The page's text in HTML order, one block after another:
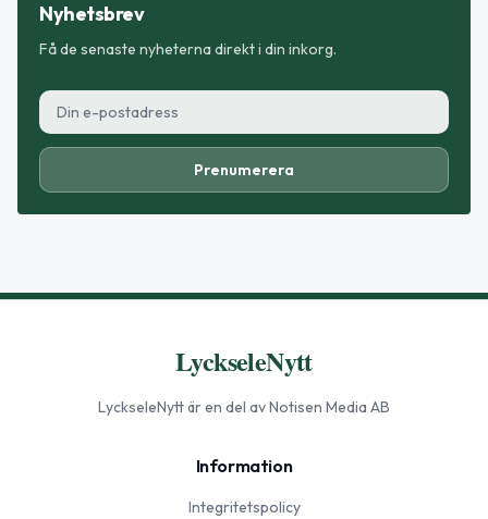
Nyhetsbrev
Få de senaste nyheterna direkt i din inkorg.
Prenumerera
LyckseleNytt
LyckseleNyttär en del av Notisen Media AB
Information
Integritetspolicy